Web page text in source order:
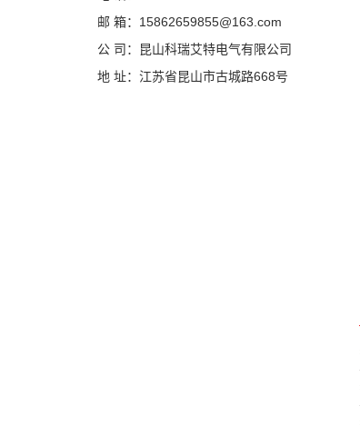
邮 箱：15862659855@163.com
公 司：昆山科瑞艾特电气有限公司
地 址：江苏省昆山市古城路668号